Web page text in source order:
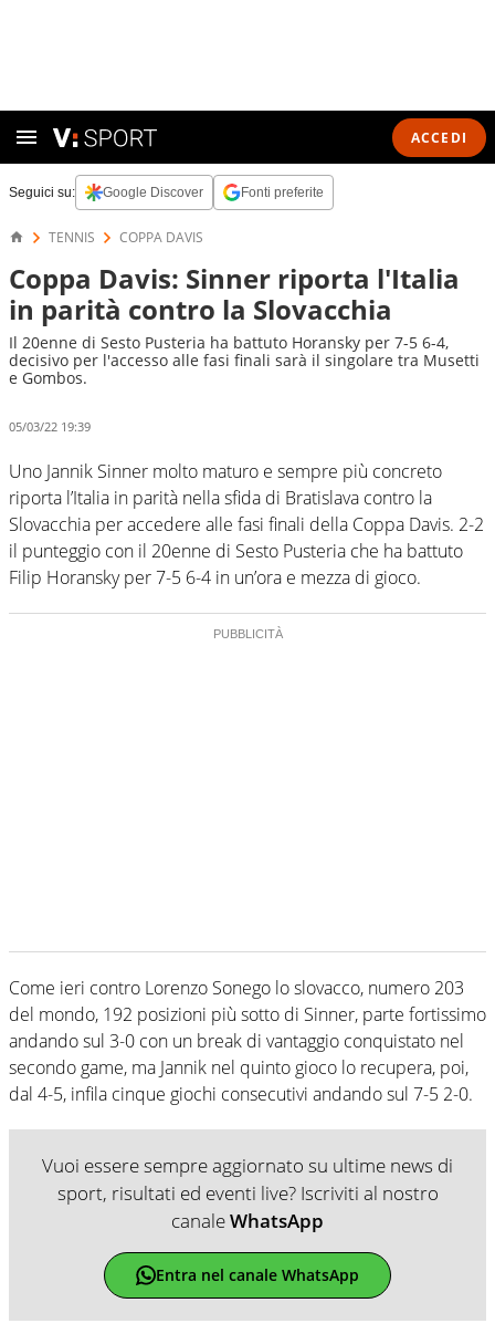
ACCEDI
Seguici su: Google Discover Fonti preferite
TENNIS COPPA DAVIS
Coppa Davis: Sinner riporta l'Italia
in parità contro la Slovacchia
Il 20enne di Sesto Pusteria ha battuto Horansky per 7-5 6-4,
decisivo per l'accesso alle fasi finali sarà il singolare tra Musetti
e Gombos.
05/03/22 19:39
Uno Jannik Sinner molto maturo e sempre più concreto
riporta l’Italia in parità nella sfida di Bratislava contro la
Slovacchia per accedere alle fasi finali della Coppa Davis. 2-2
il punteggio con il 20enne di Sesto Pusteria che ha battuto
Filip Horansky per 7-5 6-4 in un’ora e mezza di gioco.
Come ieri contro Lorenzo Sonego lo slovacco, numero 203
del mondo, 192 posizioni più sotto di Sinner, parte fortissimo
andando sul 3-0 con un break di vantaggio conquistato nel
secondo game, ma Jannik nel quinto gioco lo recupera, poi,
dal 4-5, infila cinque giochi consecutivi andando sul 7-5 2-0.
Vuoi essere sempre aggiornato su ultime news di
sport, risultati ed eventi live? Iscriviti al nostro
canaleWhatsApp
Entra nel canale WhatsApp